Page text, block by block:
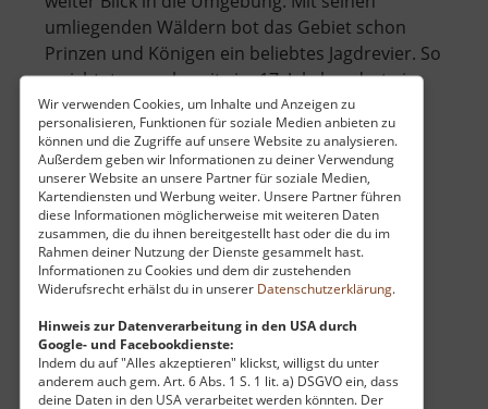
Wir verwenden Cookies, um Inhalte und Anzeigen zu
personalisieren, Funktionen für soziale Medien anbieten zu
können und die Zugriffe auf unsere Website zu analysieren.
Außerdem geben wir Informationen zu deiner Verwendung
unserer Website an unsere Partner für soziale Medien,
Kartendiensten und Werbung weiter. Unsere Partner führen
diese Informationen möglicherweise mit weiteren Daten
zusammen, die du ihnen bereitgestellt hast oder die du im
Rahmen deiner Nutzung der Dienste gesammelt hast.
Informationen zu Cookies und dem dir zustehenden
Widerufsrecht erhälst du in unserer Datenschutzerklärung.
Hinweis zur Datenverarbeitung in den USA durch
Google- und Facebookdienste:
Indem du auf "Alles akzeptieren" klickst, willigst du unter
anderem auch gem. Art. 6 Abs. 1 S. 1 lit. a) DSGVO ein, dass
deine Daten in den USA verarbeitet werden könnten. Der
umliegenden Wäldern bot das Gebiet schon
Prinzen und Königen ein beliebtes Jagdrevier. So
errichtete man bereits im 17. Jahrhundert ein
Holzgestell auf dem Gipfel - .. »weiterlesen
Auersberg
Altar, Kanzel und Erashöhe
Pausldorfer Heide / Osterzgebirge
aktuell vom 23.07.2024 / Zugriffe: 2912
57 km vom aktuellen Standort